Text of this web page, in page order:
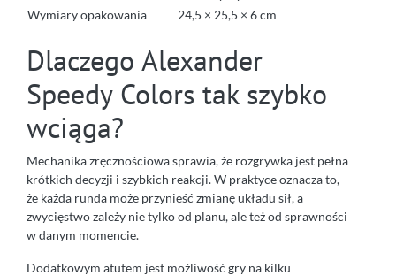
Wymiary opakowania
24,5 × 25,5 × 6 cm
Dlaczego Alexander
Speedy Colors tak szybko
wciąga?
Mechanika zręcznościowa sprawia, że rozgrywka jest pełna
krótkich decyzji i szybkich reakcji. W praktyce oznacza to,
że każda runda może przynieść zmianę układu sił, a
zwycięstwo zależy nie tylko od planu, ale też od sprawności
w danym momencie.
Dodatkowym atutem jest możliwość gry na kilku